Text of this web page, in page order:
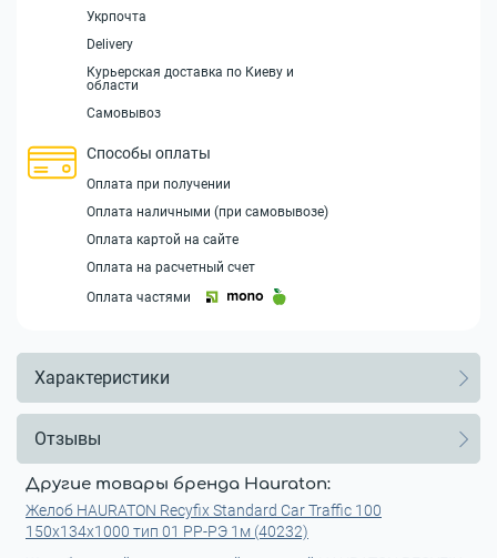
Укрпочта
Delivery
Курьерская доставка по Киеву и
области
Самовывоз
Способы оплаты
Оплата при получении
Оплата наличными (при самовывозе)
Оплата картой на сайте
Оплата на расчетный счет
Оплата частями
Характеристики
Отзывы
Другие товары бренда Hauraton:
Желоб HAURATON Recyfix Standard Car Traffic 100
150х134х1000 тип 01 РР-РЭ 1м (40232)